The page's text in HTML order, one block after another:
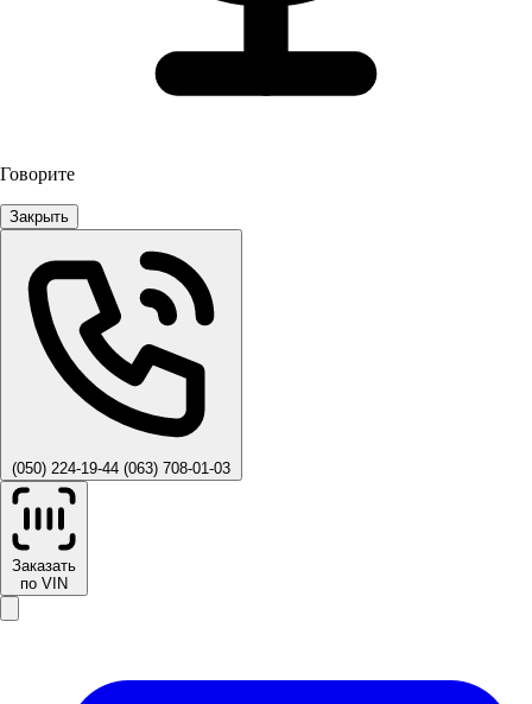
Говорите
Закрыть
(050) 224-19-44 (063) 708-01-03
Заказать
по VIN